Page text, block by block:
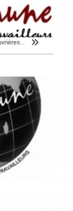
!
21 juin La Lettre
2017 Peu
?